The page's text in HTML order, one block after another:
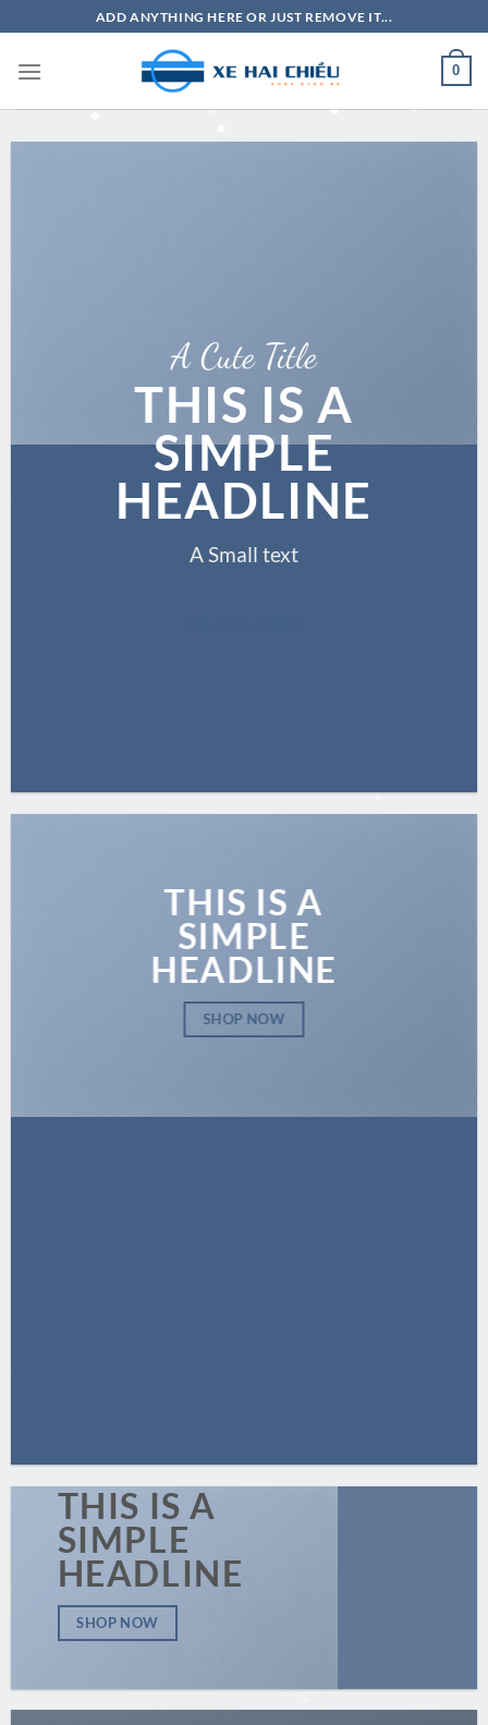
qua
nội
ADD ANYTHING HERE OR JUST REMOVE IT...
0
A Cute Title
THIS IS A
SIMPLE
HEADLINE
A Small text
THIS IS A
SIMPLE
HEADLINE
SHOP NOW
THIS IS A
SIMPLE
HEADLINE
SHOP NOW